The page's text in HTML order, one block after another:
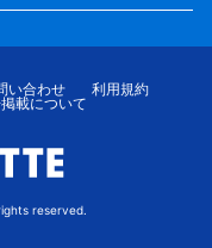
い合わせ
利用規約
載について
reserved.